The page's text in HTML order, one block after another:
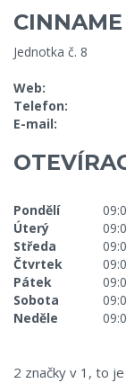
Jednotka č. 8
Web:
Telefon:
E-mail:
Pondělí
Úterý
Středa
Čtvrtek
Pátek
Sobota
Neděle
2 značky v 1, to